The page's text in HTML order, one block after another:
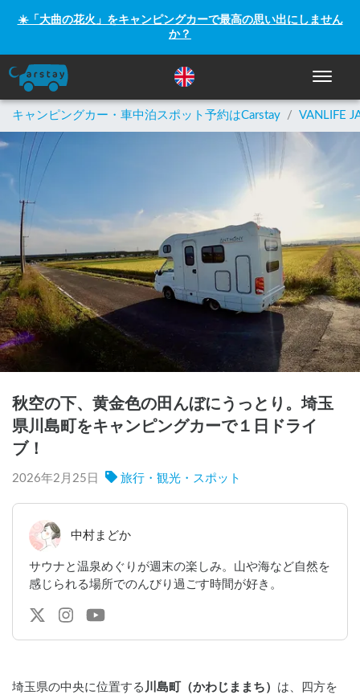
☀️「大曲の花火」をキャンピングカーで最高の思い出にしません
か？
ナビゲ
キャンピングカー・車中泊スポット予約はCarstay / VANLIFE
秋空の下、黄金色の田んぼにうっとり。埼玉
県川島町をキャンピングカーで１日ドライ
ブ！
2026年2月25日 旅行・観光・スポット
中村まどか
サウナと温泉めぐりが週末の楽しみ。山や海など自然を
感じられる場所でのんびり過ごす時間が好き。
埼玉県の中央に位置する 川島町（かわじままち） は、四方を